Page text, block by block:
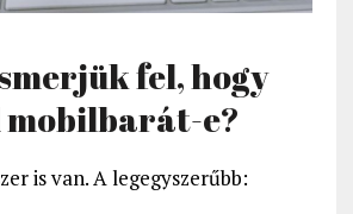
fel, hogy
mobilbarát-e?
is van. A legegyszerűbb: